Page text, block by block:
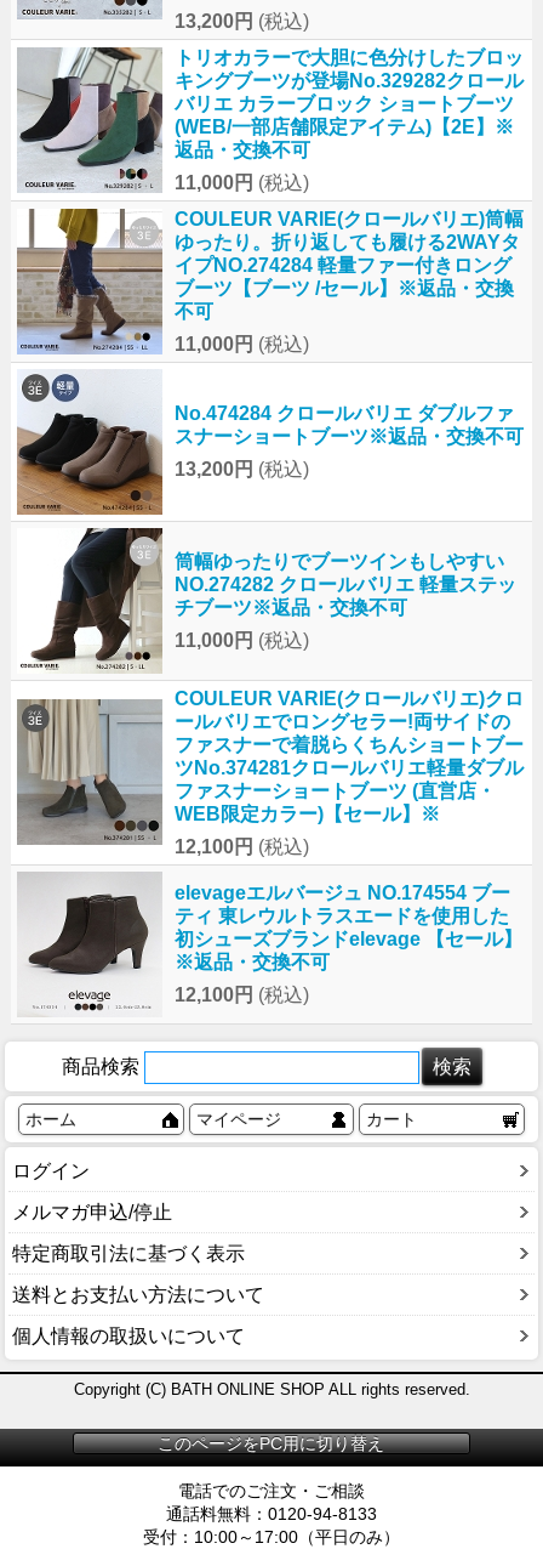
13,200円 (税込)
トリオカラーで大胆に色分けしたブロッ
キングブーツが登場No.329282クロール
バリエ カラーブロック ショートブーツ
(WEB/一部店舗限定アイテム)【2E】※
返品・交換不可
11,000円 (税込)
COULEUR VARIE(クロールバリエ)筒幅
ゆったり。折り返しても履ける2WAYタ
イプNO.274284 軽量ファー付きロング
ブーツ【ブーツ /セール】※返品・交換
不可
11,000円 (税込)
No.474284 クロールバリエ ダブルファ
スナーショートブーツ※返品・交換不可
13,200円 (税込)
筒幅ゆったりでブーツインもしやすい
NO.274282 クロールバリエ 軽量ステッ
チブーツ※返品・交換不可
11,000円 (税込)
COULEUR VARIE(クロールバリエ)クロ
ールバリエでロングセラー!両サイドの
ファスナーで着脱らくちんショートブー
ツNo.374281クロールバリエ軽量ダブル
ファスナーショートブーツ (直営店・
WEB限定カラー)【セール】※
12,100円 (税込)
elevageエルバージュ NO.174554 ブー
ティ 東レウルトラスエードを使用した
初シューズブランドelevage 【セール】
※返品・交換不可
12,100円 (税込)
商品検索
ホーム マイページ カート
ログイン
メルマガ申込/停止
特定商取引法に基づく表示
送料とお支払い方法について
個人情報の取扱いについて
Copyright (C) BATH ONLINE SHOP ALL rights reserved.
電話でのご注文・ご相談
通話料無料：0120-94-8133
受付：10:00～17:00（平日のみ）
このページをPC用に切り替え